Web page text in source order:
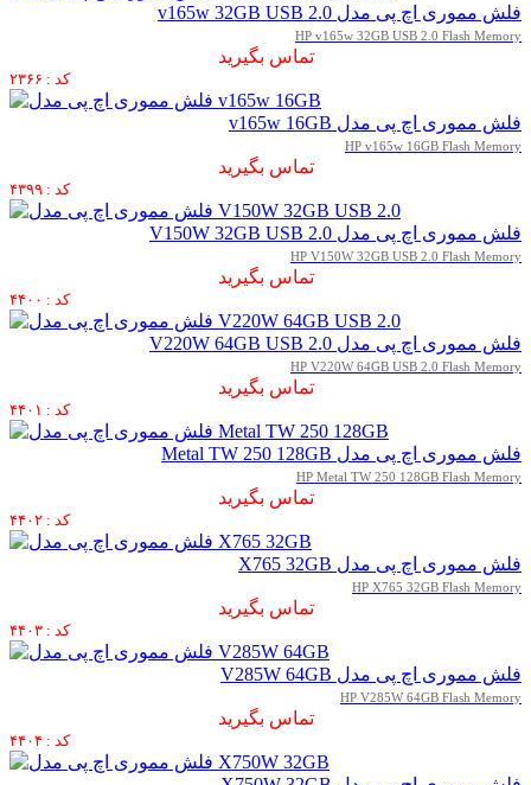
فلش مموری اچ پی مدل v165w 32GB USB 2.0
HP v165w 32GB USB 2.0 Flash Memory
تماس بگیرید
کد : ۲۳۶۶
فلش مموری اچ پی مدل v165w 16GB
HP v165w 16GB Flash Memory
تماس بگیرید
کد : ۴۳۹۹
فلش مموری اچ پی مدل V150W 32GB USB 2.0
HP V150W 32GB USB 2.0 Flash Memory
تماس بگیرید
کد : ۴۴۰۰
فلش مموری اچ پی مدل V220W 64GB USB 2.0
HP V220W 64GB USB 2.0 Flash Memory
تماس بگیرید
کد : ۴۴۰۱
فلش مموری اچ پی مدل Metal TW 250 128GB
HP Metal TW 250 128GB Flash Memory
تماس بگیرید
کد : ۴۴۰۲
فلش مموری اچ پی مدل X765 32GB
HP X765 32GB Flash Memory
تماس بگیرید
کد : ۴۴۰۳
فلش مموری اچ پی مدل V285W 64GB
HP V285W 64GB Flash Memory
تماس بگیرید
کد : ۴۴۰۴